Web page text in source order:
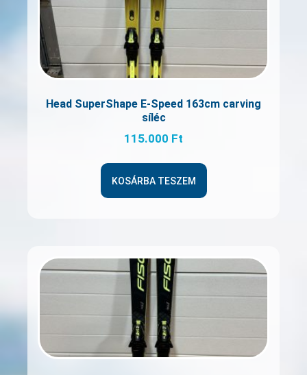
Head SuperShape E-Speed 163cm carving
síléc
115.000 Ft
KOSÁRBA TESZEM